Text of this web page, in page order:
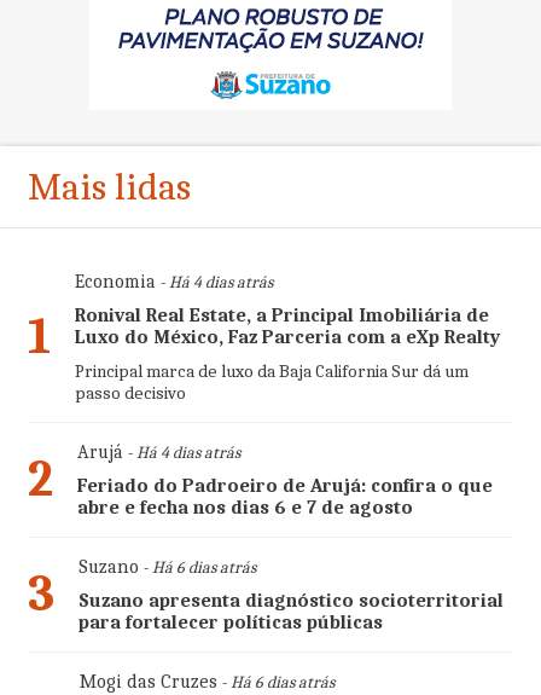
Mais lidas
1
Economia- Há 4 dias atrás
Ronival Real Estate, a Principal Imobiliária de
Luxo do México, Faz Parceria com a eXp Realty
Principal marca de luxo da Baja California Sur dá um
passo decisivo
2 Arujá- Há 4 dias atrás
Feriado do Padroeiro de Arujá: confira o que
abre e fecha nos dias 6 e 7 de agosto
3 Suzano - Há 6 dias atrás
Suzano apresenta diagnóstico socioterritorial
para fortalecer políticas públicas
Mogi das Cruzes - Há 6 dias atrás